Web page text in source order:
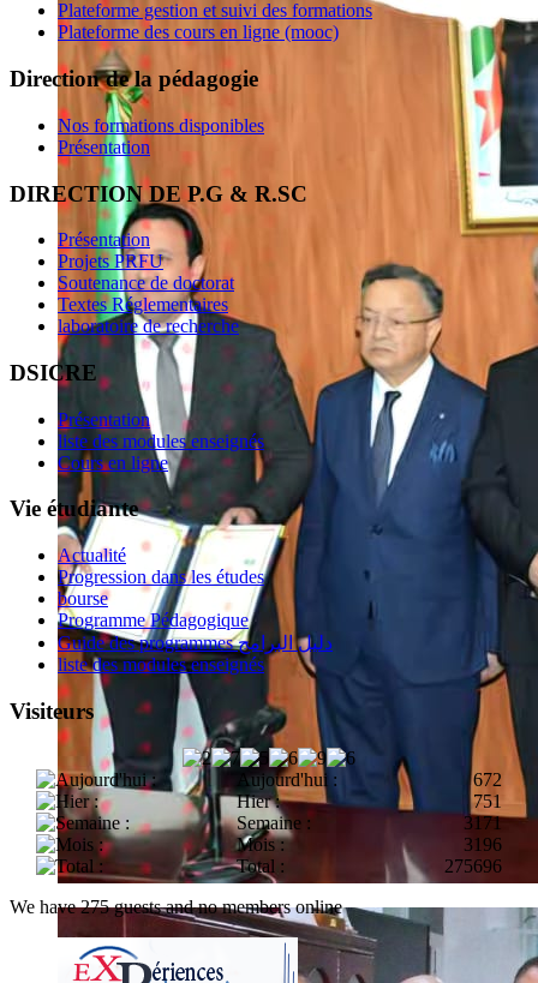
Plateforme gestion et suivi des formations
Plateforme des cours en ligne (mooc)
Direction de la pédagogie
Nos formations disponibles
Présentation
DIRECTION DE P.G & R.SC
Présentation
Projets PRFU
Soutenance de doctorat
Textes Réglementaires
laboratoire de recherche
DSICRE
Présentation
liste des modules enseignés
Cours en ligne
Vie étudiante
Actualité
Progression dans les études
bourse
Programme Pédagogique
Guide des programmes دليل البرامج
liste des modules enseignés
Visiteurs
Aujourd'hui :
672
Hier :
751
Semaine :
3171
Mois :
3196
Total :
275696
We have 275 guests and no members online